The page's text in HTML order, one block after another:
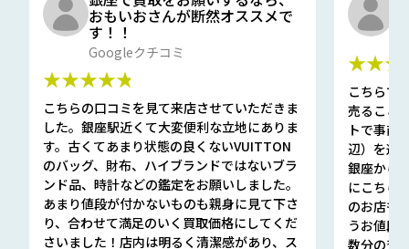
おもいおさんが断然オススメで
す！！
Googleクチコミ
★★★★★
こちらの口コミを見て来店させていただきま
した。銀座駅近くて大変便利な立地にありま
す。古くてあまり状態の良くないVUITTON
のバッグ、財布、ハイブランドではないブラ
ンド品、時計などの鑑定をお願いしました。
あまり値段が付かないものも親身に見て下さ
り、合わせて満足のいく買取価格にしてくだ
さいました！店内は明るく清潔感があり、ス
こちらで
売ること
トで事前
辺）を選
銀座から
にこちら
のお店も
うお値段
数分の査